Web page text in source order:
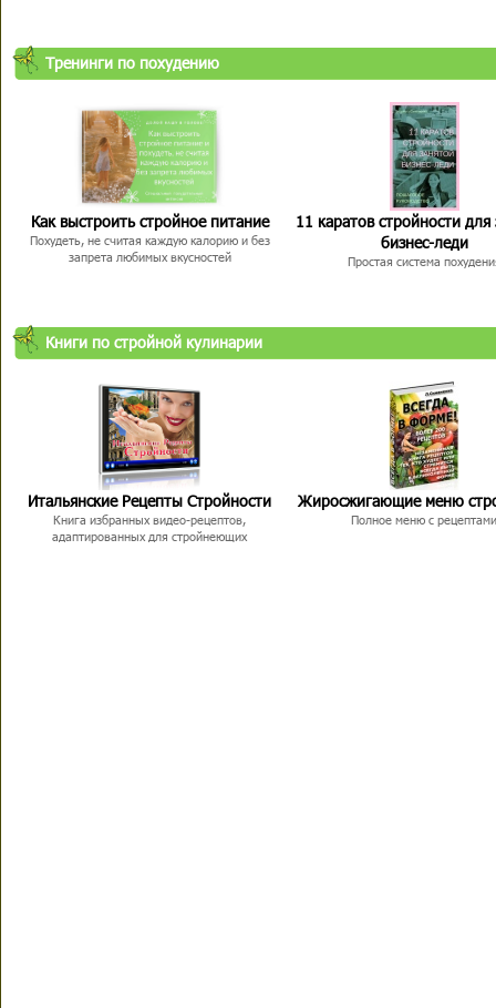
Тренинги по похудению
Как выстроить стройное питание
Похудеть, не считая каждую калорию и без
запрета любимых вкусностей
11 каратов стройности для
бизнес-леди
Простая система
Книги по стройной кулинарии
Итальянские Рецепты Стройности
Книга избранных видео-рецептов,
адаптированных для стройнеющих
Жиросжигающие меню
Полное меню с рецептами